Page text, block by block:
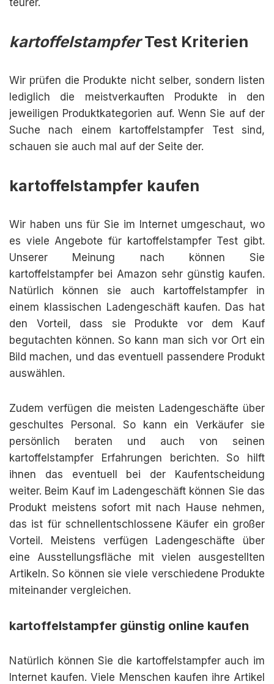
teurer.
kartoffelstampferTest Kriterien
Wir prüfen die Produkte nicht selber, sondern listen
lediglich die meistverkauften Produkte in den
jeweiligen Produktkategorien auf. Wenn Sie auf der
Suche nach einem kartoffelstampfer Test sind,
schauen sie auch mal auf der Seite der.
kartoffelstampfer kaufen
Wir haben uns für Sie im Internet umgeschaut, wo
es viele Angebote für kartoffelstampfer Test gibt.
Unserer Meinung nach können Sie
kartoffelstampfer bei Amazon sehr günstig kaufen.
Natürlich können sie auch kartoffelstampfer in
einem klassischen Ladengeschäft kaufen. Das hat
den Vorteil, dass sie Produkte vor dem Kauf
begutachten können. So kann man sich vor Ort ein
Bild machen, und das eventuell passendere Produkt
auswählen.
Zudem verfügen die meisten Ladengeschäfte über
geschultes Personal. So kann ein Verkäufer sie
persönlich beraten und auch von seinen
kartoffelstampfer Erfahrungen berichten. So hilft
ihnen das eventuell bei der Kaufentscheidung
weiter. Beim Kauf im Ladengeschäft können Sie das
Produkt meistens sofort mit nach Hause nehmen,
das ist für schnellentschlossene Käufer ein großer
Vorteil. Meistens verfügen Ladengeschäfte über
eine Ausstellungsfläche mit vielen ausgestellten
Artikeln. So können sie viele verschiedene Produkte
miteinander vergleichen.
kartoffelstampfer günstig online kaufen
Natürlich können Sie die kartoffelstampfer auch im
Internet kaufen. Viele Menschen kaufen ihre Artikel